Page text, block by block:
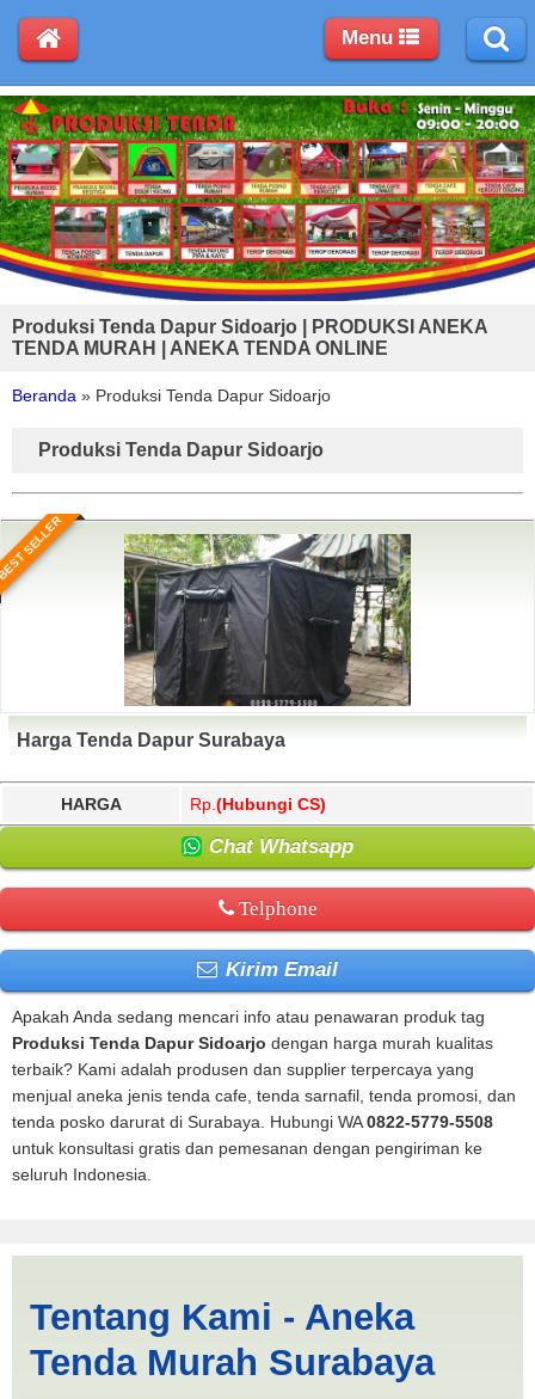
Produksi Tenda Dapur Sidoarjo | PRODUKSI ANEKA
TENDA MURAH | ANEKA TENDA ONLINE
Beranda » Produksi Tenda Dapur Sidoarjo
Produksi Tenda Dapur Sidoarjo
SELLER
Harga Tenda Dapur Surabaya
HARGA Rp. (Hubungi CS)
Chat Whatsapp
Telphone
Kirim Email
Apakah Anda sedang mencari info atau penawaran produk tag
Produksi Tenda Dapur Sidoarjo dengan harga murah kualitas
terbaik? Kami adalah produsen dan supplier terpercaya yang
menjual aneka jenis tenda cafe, tenda sarnafil, tenda promosi, dan
tenda posko darurat di Surabaya. Hubungi WA0822-5779-5508
untuk konsultasi gratis dan pemesanan dengan pengiriman ke
seluruh Indonesia.
Sidoarjo | PRODUKSI
ANEKA TENDA MURAH
Tentang Kami - Aneka
Tenda Murah Surabaya
Menu